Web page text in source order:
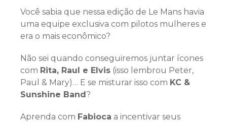
Você sabia que nessa edição de Le Mans havia
uma equipe exclusiva com pilotos mulheres e
era o mais econômico?
Não sei quando conseguiremos juntar ícones
com Rita, Raul e Elvis (isso lembrou Peter,
Paul & Mary)… E se misturar isso com KC &
Sunshine Band?
Aprenda com Fabioca a incentivar seus